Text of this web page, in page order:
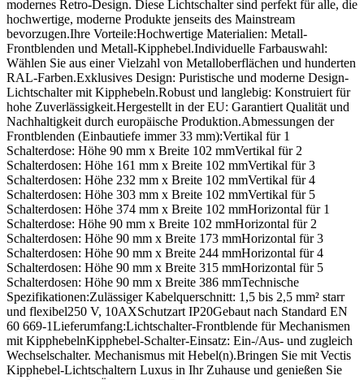
modernes Retro-Design. Diese Lichtschalter sind perfekt für alle, die
hochwertige, moderne Produkte jenseits des Mainstream
bevorzugen.Ihre Vorteile:Hochwertige Materialien: Metall-
Frontblenden und Metall-Kipphebel.Individuelle Farbauswahl:
Wählen Sie aus einer Vielzahl von Metalloberflächen und hunderten
RAL-Farben.Exklusives Design: Puristische und moderne Design-
Lichtschalter mit Kipphebeln.Robust und langlebig: Konstruiert für
hohe Zuverlässigkeit.Hergestellt in der EU: Garantiert Qualität und
Nachhaltigkeit durch europäische Produktion.Abmessungen der
Frontblenden (Einbautiefe immer 33 mm):Vertikal für 1
Schalterdose: Höhe 90 mm x Breite 102 mmVertikal für 2
Schalterdosen: Höhe 161 mm x Breite 102 mmVertikal für 3
Schalterdosen: Höhe 232 mm x Breite 102 mmVertikal für 4
Schalterdosen: Höhe 303 mm x Breite 102 mmVertikal für 5
Schalterdosen: Höhe 374 mm x Breite 102 mmHorizontal für 1
Schalterdose: Höhe 90 mm x Breite 102 mmHorizontal für 2
Schalterdosen: Höhe 90 mm x Breite 173 mmHorizontal für 3
Schalterdosen: Höhe 90 mm x Breite 244 mmHorizontal für 4
Schalterdosen: Höhe 90 mm x Breite 315 mmHorizontal für 5
Schalterdosen: Höhe 90 mm x Breite 386 mmTechnische
Spezifikationen:Zulässiger Kabelquerschnitt: 1,5 bis 2,5 mm² starr
und flexibel250 V, 10AXSchutzart IP20Gebaut nach Standard EN
60 669-1Lieferumfang:Lichtschalter-Frontblende für Mechanismen
mit KipphebelnKipphebel-Schalter-Einsatz: Ein-/Aus- und zugleich
Wechselschalter. Mechanismus mit Hebel(n).Bringen Sie mit Vectis
Kipphebel-Lichtschaltern Luxus in Ihr Zuhause und genießen Sie